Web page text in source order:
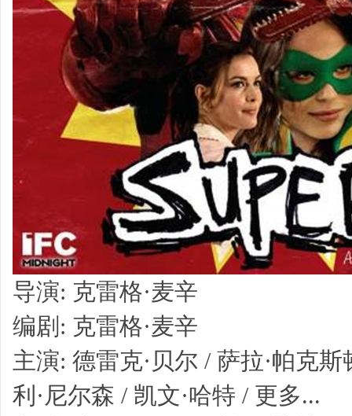
导演: 克雷格·麦辛
编剧: 克雷格·麦辛
主演: 德雷克·贝尔 / 萨拉·帕克
利·尼尔森 / 凯文·哈特 / 更多...